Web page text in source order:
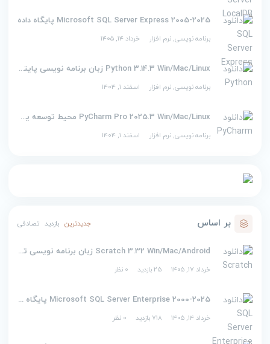
2005-2025 Microsoft SQL Server Express پایگاه داده
برنامه نویسی, نرم افزار خرداد ۱۴, ۱۴۰۵
Python 3.14.3 Win/Mac/Linux زبان برنامه نویسی پایتون
برنامه نویسی, نرم افزار اسفند ۱, ۱۴۰۴
PyCharm Pro 2025.3 Win/Mac/Linux محیط توسعه یکپارچه برای پایتون
برنامه نویسی, نرم افزار اسفند ۱, ۱۴۰۴
بر اساس جدیدترین بازدید تصادفی
Scratch 3.32 Win/Mac/Android زبان برنامه نویسی تصویری اسکرچ
خرداد ۱۷, ۱۴۰۵ 25 بازدید 0 نظر
2000-2025 Microsoft SQL Server Enterprise پایگاه داده
خرداد ۱۴, ۱۴۰۵ 718 بازدید 0 نظر